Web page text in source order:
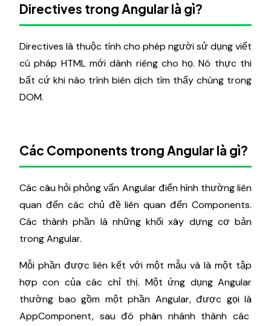
Directives trong Angular là gì?
Directives là thuộc tính cho phép người sử dụng viết
cú pháp HTML mới dành riêng cho họ. Nó thực thi
bất cứ khi nào trình biên dịch tìm thấy chúng trong
DOM.
Các Components trong Angular là gì?
Các câu hỏi phỏng vấn Angular điển hình thường liên
quan đến các chủ đề liên quan đến Components.
Các thành phần là những khối xây dựng cơ bản
trong Angular.
Mỗi phần được liên kết với một mẫu và là một tập
hợp con của các chỉ thị. Một ứng dụng Angular
thường bao gồm một phần Angular, được gọi là
AppComponent, sau đó phân nhánh thành các